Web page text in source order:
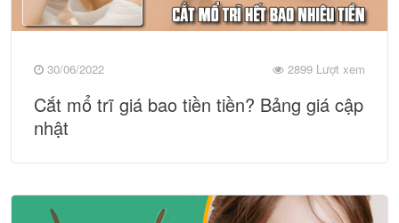
30/06/2022 2899 Lượt xem
Cắt mổ trĩ giá bao tiền tiền? Bảng giá cập
nhật